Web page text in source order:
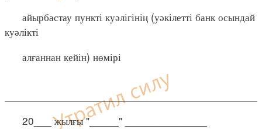
айырбастау пункті куәлігінің (уәкілетті банк осындай
куәлікті
алғаннан кейін) нөмірі
20___ жылғы "_____" ______________